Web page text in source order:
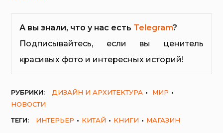
А вы знали, что у нас есть Telegram?
Подписывайтесь, если вы ценитель
красивых фото и интересных историй!
РУБРИКИ: ДИЗАЙН И АРХИТЕКТУРА
МИР
НОВОСТИ
ТЕГИ:
ИНТЕРЬЕР КИТАЙ КНИГИ МАГАЗИН